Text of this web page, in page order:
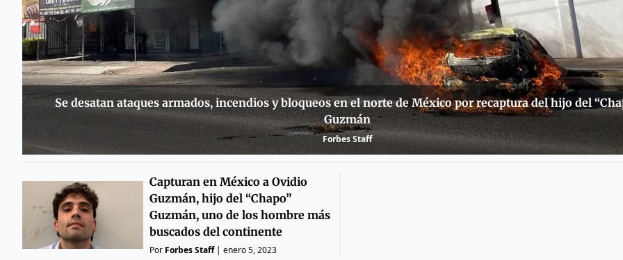
Se desatan ataques armados, incendios y bloqueos en el norte de México por recaptura del hijo del
Guzmán
Forbes Staff
Capturan en México a Ovidio
Guzmán, hijo del “Chapo”
Guzmán, uno de los hombre más
buscados del continente
Por Forbes Staff| enero 5, 2023